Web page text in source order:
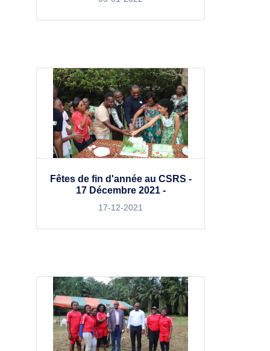
Fêtes de fin d'année au CSRS -
17 Décembre 2021 -
17-12-2021